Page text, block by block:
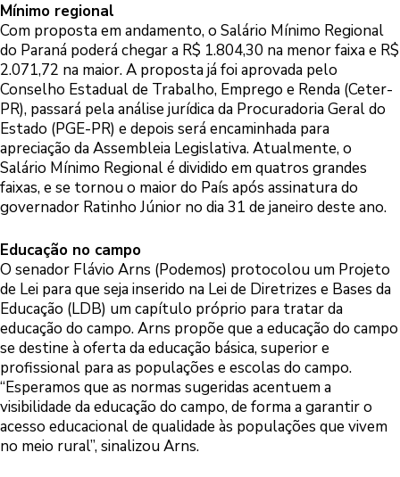
Mínimo regional
Com proposta em andamento, o Salário Mínimo Regional
do Paraná poderá chegar a R$ 1.804,30 na menor faixa e R$
2.071,72 na maior. A proposta já foi aprovada pelo
Conselho Estadual de Trabalho, Emprego e Renda (Ceter-
PR), passará pela análise jurídica da Procuradoria Geral do
Estado (PGE-PR) e depois será encaminhada para
apreciação da Assembleia Legislativa. Atualmente, o
Salário Mínimo Regional é dividido em quatros grandes
faixas, e se tornou o maior do País após assinatura do
governador Ratinho Júnior no dia 31 de janeiro deste ano.
Educação no campo
O senador Flávio Arns (Podemos) protocolou um Projeto
de Lei para que seja inserido na Lei de Diretrizes e Bases da
Educação (LDB) um capítulo próprio para tratar da
educação do campo. Arns propõe que a educação do campo
se destine à oferta da educação básica, superior e
profissional para as populações e escolas do campo.
“Esperamos que as normas sugeridas acentuem a
visibilidade da educação do campo, de forma a garantir o
acesso educacional de qualidade às populações que vivem
no meio rural”, sinalizou Arns.